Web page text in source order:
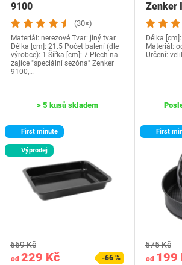
9100
(30×)
Materiál: nerezové Tvar: jiný tvar
Délka [cm]: 21.5 Počet balení (dle
výrobce): 1 Šířka [cm]: 7 Plech na
zajíce "speciální sezóna" Zenker
9100,…
> 5 kusů skladem
Zenker
Délka
Materiál:
Určení:
First minute
Výprodej
od 229 Kč
669 Kč
-66 %
First
od 199
575 Kč